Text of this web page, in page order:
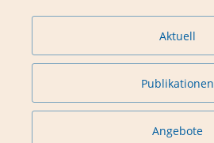
Aktuell
Publikationen
Angebote